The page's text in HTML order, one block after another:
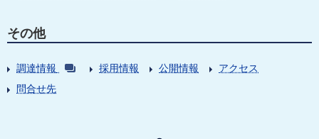
その他
調達情報 採用情報 公開情報
アクセス
問合せ先